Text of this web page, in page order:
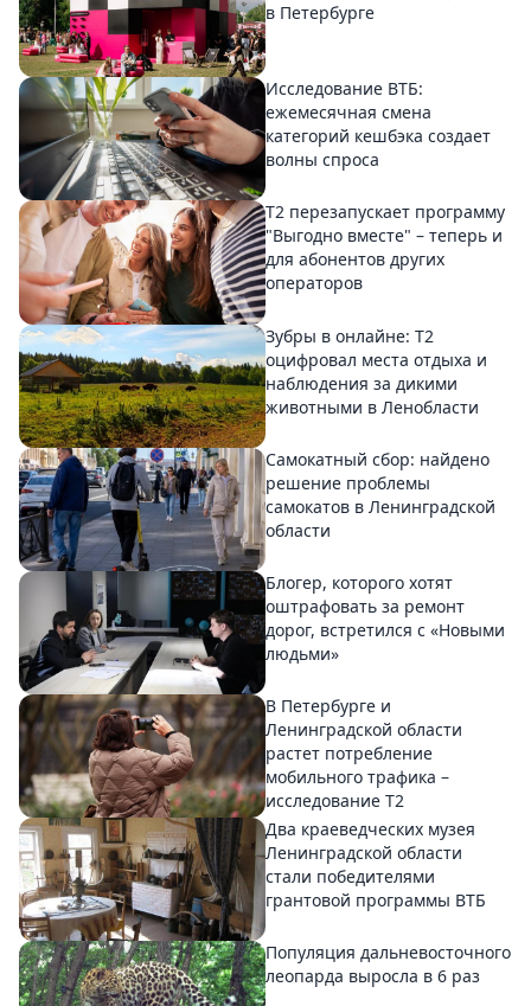
в Петербурге
Исследование ВТБ:
ежемесячная смена
категорий кешбэка создает
волны спроса
Т2 перезапускает программу
"Выгодно вместе" – теперь и
для абонентов других
операторов
Зубры в онлайне: Т2
оцифровал места отдыха и
наблюдения за дикими
животными в Ленобласти
Самокатный сбор: найдено
решение проблемы
самокатов в Ленинградской
области
Блогер, которого хотят
оштрафовать за ремонт
дорог, встретился с «Новыми
людьми»
В Петербурге и
Ленинградской области
растет потребление
мобильного трафика –
исследование T2
Два краеведческих музея
Ленинградской области
стали победителями
грантовой программы ВТБ
Популяция дальневосточного
леопарда выросла в 6 раз